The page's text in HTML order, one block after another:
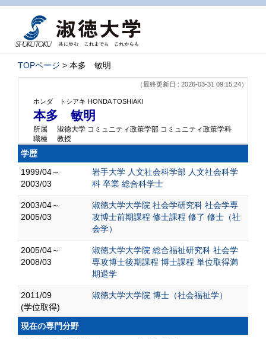
TOPページ > 本多 敏明
（最終更新日 : 2026-03-31 09:15:24）
ホンダ トシアキ HONDA TOSHIAKI
本多 敏明
所属
淑徳大学 コミュニティ政策学部 コミュニティ政策学科
職種
教授
学歴
1999/04～
2003/03
岩手大学 人文社会科学部 人文社会科学
科 卒業 総合科学士
2003/04～
2005/03
淑徳大学大学院 社会学研究科 社会学専
攻博士前期課程 修士課程 修了 修士（社
会学）
2005/04～
2008/03
淑徳大学大学院 総合福祉研究科 社会学
専攻博士後期課程 博士課程 単位取得満
期退学
2011/09
(学位取得)
淑徳大学大学院 博士（社会福祉学）
現在の専門分野